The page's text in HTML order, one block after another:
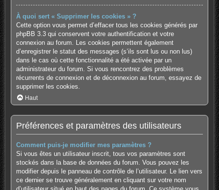
À quoi sert « Supprimer les cookies » ?
Cette option vous permet d’effacer tous les cookies générés par
phpBB 3.3 qui conservent votre authentification et votre
connexion au forum. Les cookies permettent également
d’enregistrer le statut des messages (s’ils sont lus ou non lus)
dans le cas où cette fonctionnalité a été activée par un
administrateur du forum. Si vous rencontrez des problèmes
récurrents de connexion et de déconnexion au forum, essayez de
supprimer les cookies.
Haut
Préférences et paramètres des utilisateurs
Comment puis-je modifier mes paramètres ?
Si vous êtes un utilisateur inscrit, tous vos paramètres sont
stockés dans la base de données du forum. Vous pouvez les
modifier depuis le panneau de contrôle de l’utilisateur. Le lien vers
ce dernier se trouve généralement en cliquant sur votre nom